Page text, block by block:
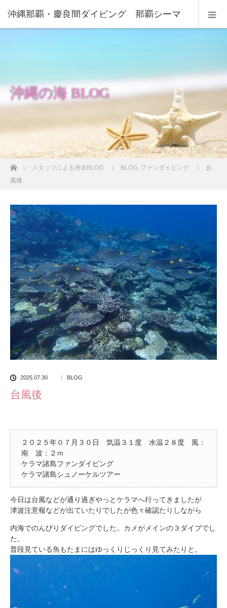
沖縄那覇・慶良間ダイビング 那覇シーマ
沖縄の海 BLOG
ホームスタッフによる潜水BLOG BLOG, ファンダイビング
台
風後
2025.07.30 BLOG
台風後
２０２５年０７月３０日 気温３１度 水温２８度 風：
南 波：２ｍ
ケラマ諸島ファンダイビング
ケラマ諸島シュノーケルツアー
今日は台風などが通り過ぎやっとケラマへ行ってきましたが
津波注意報などが出ていたりでしたが色々確認たりしながら
内海でのんびりダイビングでした。カメがメインの３ダイブでし
た。
普段見ている魚もたまにはゆっくりじっくり見てみたりと。